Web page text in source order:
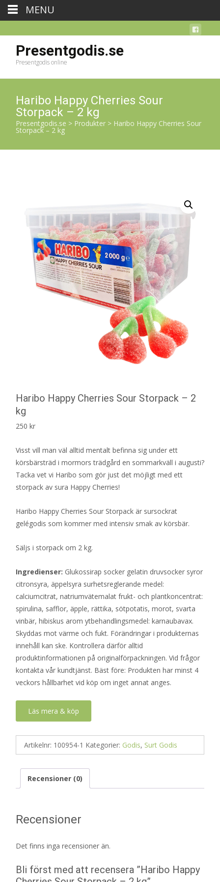
Presentgodis.se
Presentgodis online
Haribo Happy Cherries Sour
Storpack – 2 kg
Presentgodis.se > Produkter > Haribo Happy Cherries Sour
Storpack – 2 kg
Haribo Happy Cherries Sour Storpack – 2
kg
250 kr
Visst vill man väl alltid mentalt befinna sig under ett
körsbärsträd i mormors trädgård en sommarkväll i augusti?
Tacka vet vi Haribo som gör just det möjligt med ett
storpack av sura Happy Cherries!
Haribo Happy Cherries Sour Storpack är sursockrat
gelégodis som kommer med intensiv smak av körsbär.
Säljs i storpack om 2 kg.
Ingredienser: Glukossirap socker gelatin druvsocker syror
citronsyra, äppelsyra surhetsreglerande medel:
calciumcitrat, natriumvätemalat frukt- och plantkoncentrat:
spirulina, safflor, äpple, rättika, sötpotatis, morot, svarta
vinbär, hibiskus arom ytbehandlingsmedel: karnaubavax.
Skyddas mot värme och fukt. Förändringar i produkternas
innehåll kan ske. Kontrollera därför alltid
produktinformationen på originalförpackningen. Vid frågor
kontakta vår kundtjänst. Bäst före: Produkten har minst 4
veckors hållbarhet vid köp om inget annat anges.
Läs mera & köp
Artikelnr: 100954-1 Kategorier: Godis, Surt Godis
Recensioner (0)
Recensioner
Det finns inga recensioner än.
Bli först med att recensera ”Haribo Happy
MENU